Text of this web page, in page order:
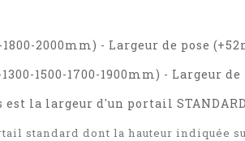
2000mm) - Largeur de pose
1500-1700-1900mm) - Largeur
la largeur d'un portail STANDARD
standard dont la hauteur indiquée